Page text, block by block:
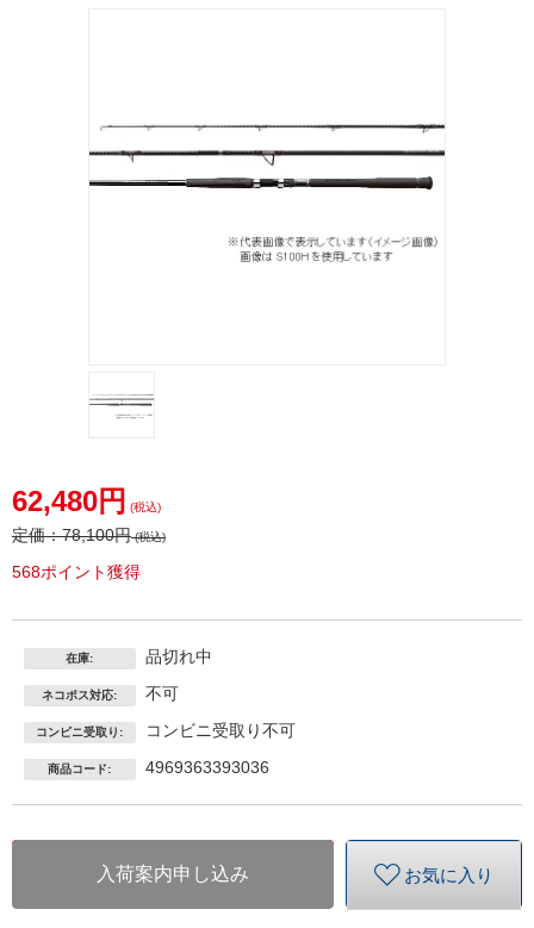
62,480円 (税込)
定価：78,100円(税込)
568ポイント獲得
在庫: 品切れ中
ネコポス対応: 不可
コンビニ受取り: コンビニ受取り不可
商品コード: 4969363393036
入荷案内申し込み お気に入り